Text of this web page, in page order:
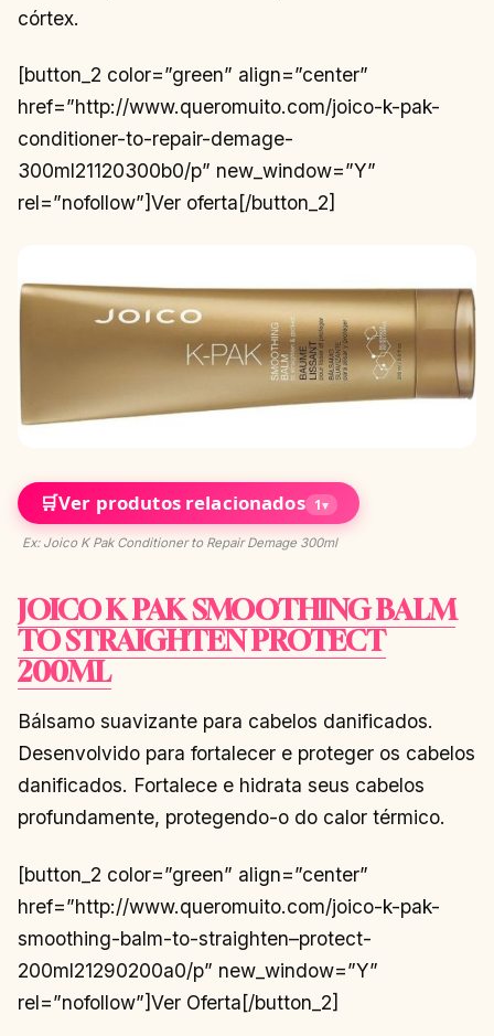
córtex.
[button_2 color=”green” align=”center”
href=”http://www.queromuito.com/joico-k-pak-
conditioner-to-repair-demage-
300ml21120300b0/p” new_window=”Y”
rel=”nofollow”]Ver oferta[/button_2]
🛒Ver produtos relacionados 1▾
Ex: Joico K Pak Conditioner to Repair Demage 300ml
JOICO K PAK SMOOTHING BALM
TO STRAIGHTEN PROTECT
200ML
Bálsamo suavizante para cabelos danificados.
Desenvolvido para fortalecer e proteger os cabelos
danificados. Fortalece e hidrata seus cabelos
profundamente, protegendo-o do calor térmico.
[button_2 color=”green” align=”center”
href=”http://www.queromuito.com/joico-k-pak-
smoothing-balm-to-straighten–protect-
200ml21290200a0/p” new_window=”Y”
rel=”nofollow”]Ver Oferta[/button_2]